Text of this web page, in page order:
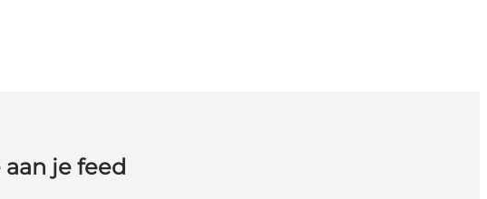
je feed